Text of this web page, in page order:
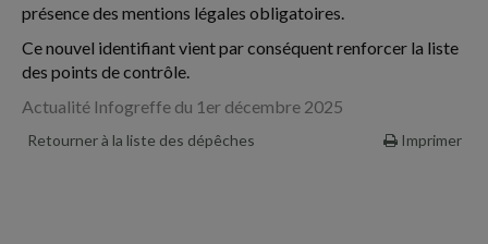
présence des mentions légales obligatoires.
Ce nouvel identifiant vient par conséquent renforcer la liste
des points de contrôle.
Actualité Infogreffe du 1er décembre 2025
Retourner à la liste des dépêches Imprimer